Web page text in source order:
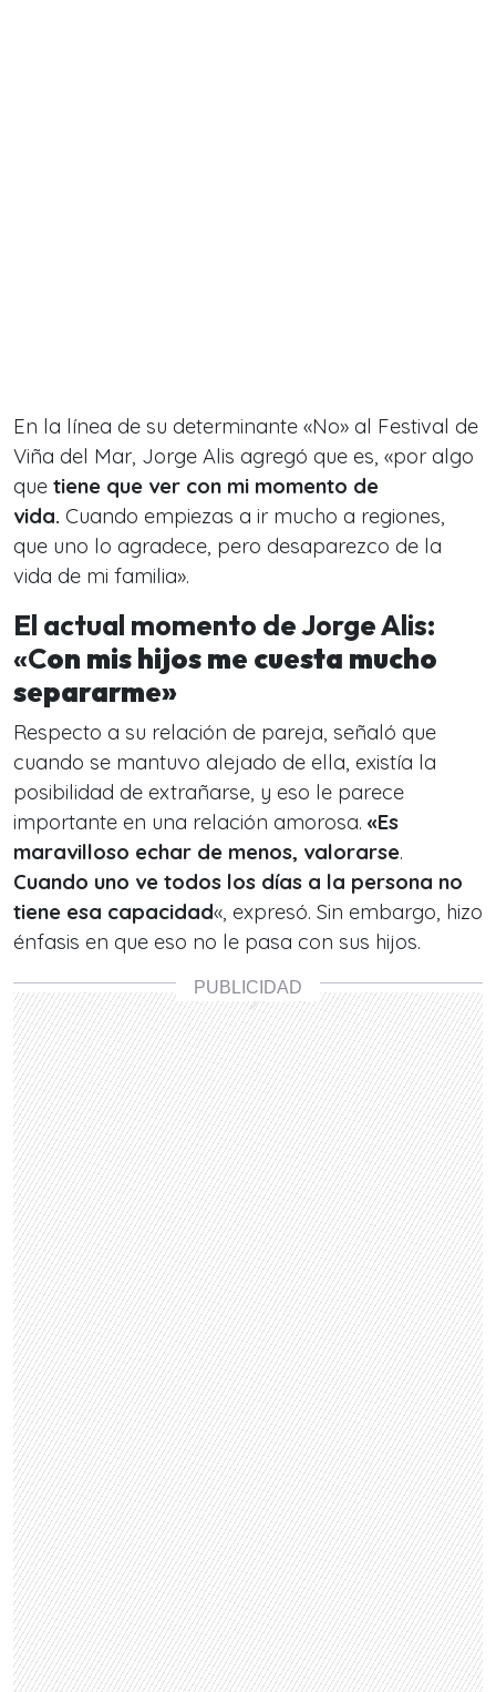
En la línea de su determinante «No» al Festival de
Viña del Mar, Jorge Alis agregó que es, «por algo
que tiene que ver con mi momento de
vida. Cuando empiezas a ir mucho a regiones,
que uno lo agradece, pero desaparezco de la
vida de mi familia».
El actual momento de Jorge Alis:
«Con mis hijos me cuesta mucho
separarme»
Respecto a su relación de pareja, señaló que
cuando se mantuvo alejado de ella, existía la
posibilidad de extrañarse, y eso le parece
importante en una relación amorosa. «Es
maravilloso echar de menos, valorarse.
Cuando uno ve todos los días a la persona no
tiene esa capacidad«, expresó. Sin embargo, hizo
énfasis en que eso no le pasa con sus hijos.